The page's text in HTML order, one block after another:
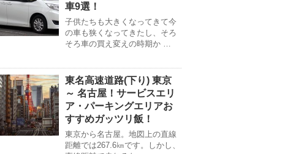
車9選！
子供たちも大きくなってきて今
の車も狭くなってきたし、そろ
そろ車の買え変えの時期か …
東名高速道路(下り) 東京
～ 名古屋！サービスエリ
ア・パーキングエリアお
すすめガッツリ飯！
東京から名古屋。地図上の直線
距離では267.6㎞です。しかし、